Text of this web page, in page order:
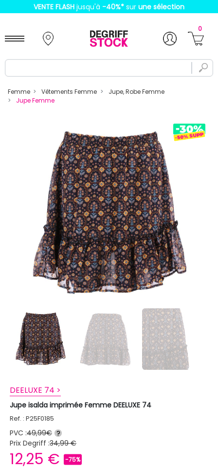
VENTE FLASH jusqu'à -40%* sur une sélection
0
Femme Vêtements Femme
Jupe, Robe Femme
Jupe Femme
DEELUXE 74 >
Jupe isalda imprimée Femme DEELUXE 74
Ref. : P25F0185
PVC :49,99€ ?
Prix Degriff :34,99 €
12,25 € -75%